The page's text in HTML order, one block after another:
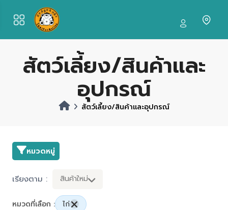
สัตว์เลี้ยง/สินค้าและ
อุปกรณ์
สัตว์เลี้ยง/สินค้าและอุปกรณ์
หมวดหมู่
เรียงตาม : สินค้าใหม่
หมวดที่เลือก : ไก่